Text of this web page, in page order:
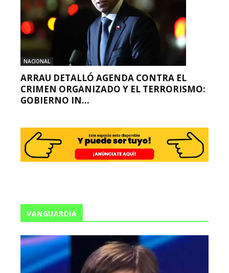
NACIONAL
ARRAU DETALLÓ AGENDA CONTRA EL
CRIMEN ORGANIZADO Y EL TERRORISMO:
GOBIERNO IN...
VANGUARDIA